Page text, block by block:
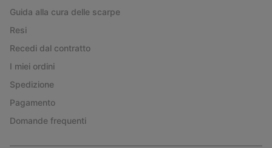
Guida alla cura delle scarpe
Resi
Recedi dal contratto
I miei ordini
Spedizione
Pagamento
Domande frequenti